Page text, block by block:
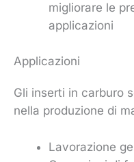
migliorare le
applicazioni
Applicazioni
Gli inserti in carburo
nella produzione di
Lavorazione